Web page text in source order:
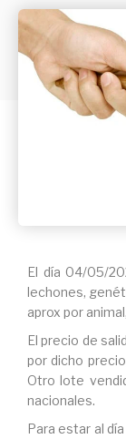
El día 04/05/
lechones,
aprox por
El precio de
por dicho
Otro lote
nacionales.
Para estar al